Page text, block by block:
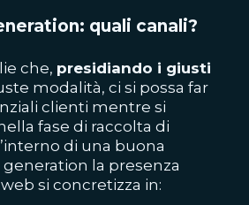
quali canali?
che, presidiando i giusti
modalità, ci si possa far
clienti mentre si
fase di raccolta di
di una buona
la presenza
si concretizza in: